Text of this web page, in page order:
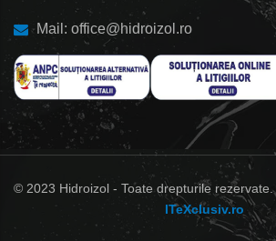
Mail: office@hidroizol.ro
© 2023 Hidroizol - Toate drepturile rezervate.
ITeXclusiv.ro